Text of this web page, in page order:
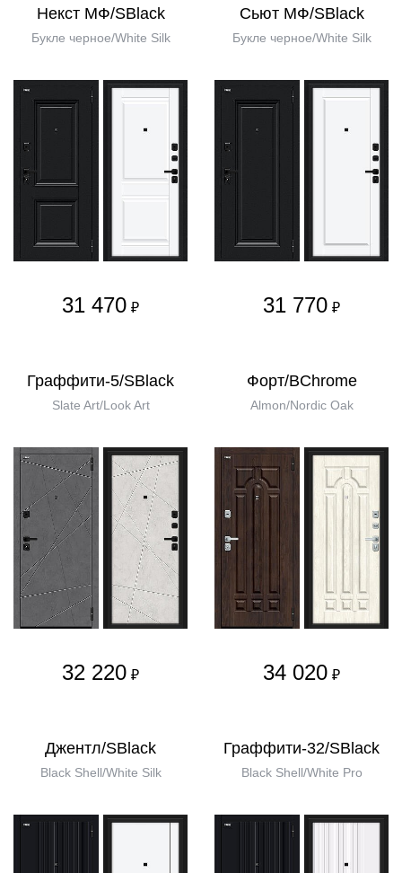
Некст МФ/SBlack
Букле черное/White Silk
31 470 ₽
Сьют МФ/SBlack
Букле черное/White Silk
31 770 ₽
Граффити-5/SBlack
Slate Art/Look Art
32 220 ₽
Форт/BChrome
Almon/Nordic Oak
34 020 ₽
Джентл/SBlack
Black Shell/White Silk
Граффити-32/SBlack
Black Shell/White Pro